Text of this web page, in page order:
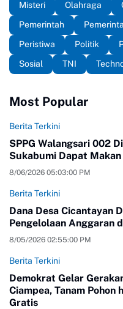
Misteri
Olahraga
Pemerintah
Peristiwa
Politik
Sosial
TNI
Most Popular
Berita Terkini
SPPG Walangsari 002
Sukabumi Dapat
8/06/2026 05:03:00 PM
Berita Terkini
Dana Desa Cicantayan
Pengelolaan Anggaran
8/05/2026 02:55:00 PM
Berita Terkini
Demokrat Gelar
Ciampea, Tanam Pohon
Gratis